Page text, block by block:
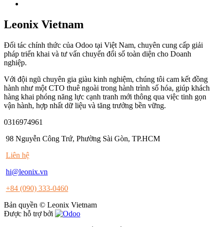
Leonix Vietnam
Đối tác chính thức của Odoo tại Việt Nam, chuyên cung cấp giải
pháp triển khai và tư vấn chuyển đổi số toàn diện cho Doanh
nghiệp.
Với đội ngũ chuyên gia giàu kinh nghiệm, chúng tôi cam kết đồng
hành như một CTO thuê ngoài trong hành trình số hóa, giúp khách
hàng khai phóng năng lực cạnh tranh mới thông qua việc tinh gọn
vận hành, hợp nhất dữ liệu và tăng trưởng bền vững.
0316974961
98 Nguyễn Công Trứ, Phường Sài Gòn, TP.HCM
Liên hệ
hi@leonix.vn
+84 (090) 333-0460
Bản quyền © Leonix Vietnam
Được hỗ trợ bởi